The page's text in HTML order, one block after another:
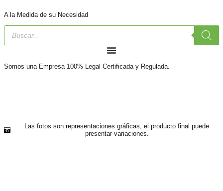
A la Medida de su Necesidad
Somos una Empresa 100% Legal Certificada y Regulada.
Las fotos son representaciones gráficas, el producto final puede
presentar variaciones.